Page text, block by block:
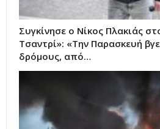
Συγκίνησε ο Νίκος Πλακιάς
Τσαντρί»: «Την Παρασκευή
δρόμους, από…